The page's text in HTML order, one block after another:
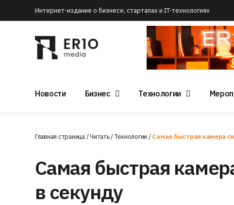
Интернет-издание о бизнесе, стартапах и IT-технологиях
Новости Бизнес Технологии
Главная страница/Читать/Технологии /Самая быстрая камера
Самая быстрая
в секунду